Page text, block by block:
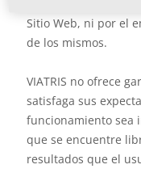
Sitio Web, ni por el
de los mismos.
VIATRIS no ofrece
satisfaga sus
funcionamiento sea
que se encuentre
resultados que el